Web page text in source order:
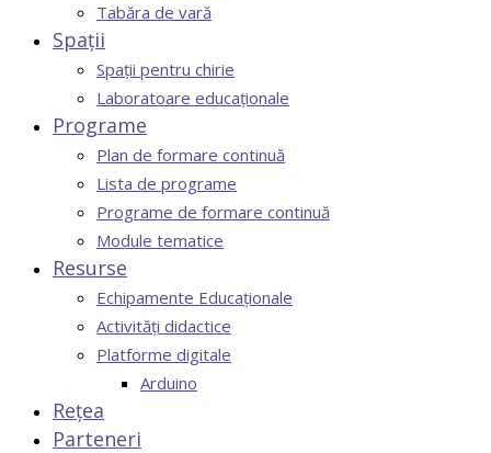
Tabăra de vară
Spații
Spații pentru chirie
Laboratoare educaționale
Programe
Plan de formare continuă
Lista de programe
Programe de formare continuă
Module tematice
Resurse
Echipamente Educaționale
Activități didactice
Platforme digitale
Arduino
Rețea
Parteneri